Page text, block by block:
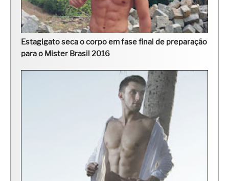
Estagigato seca o corpo em fase final de preparação
para o Mister Brasil 2016